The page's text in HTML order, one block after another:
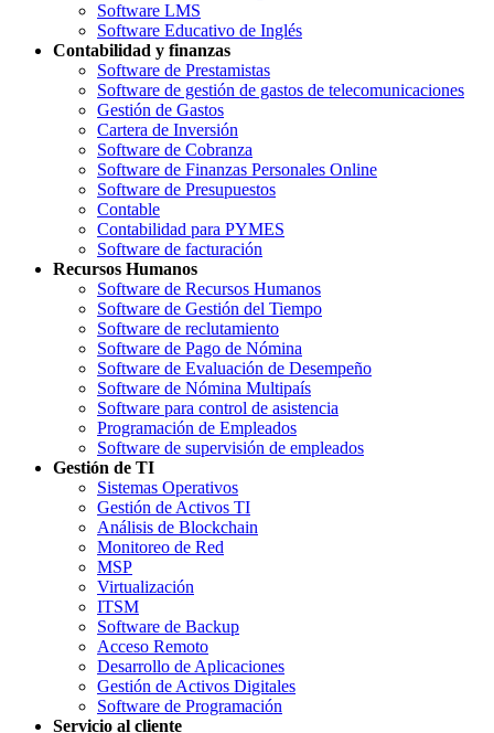
Software LMS
Software Educativo de Inglés
Contabilidad y finanzas
Software de Prestamistas
Software de gestión de gastos de telecomunicaciones
Gestión de Gastos
Cartera de Inversión
Software de Cobranza
Software de Finanzas Personales Online
Software de Presupuestos
Contable
Contabilidad para PYMES
Software de facturación
Recursos Humanos
Software de Recursos Humanos
Software de Gestión del Tiempo
Software de reclutamiento
Software de Pago de Nómina
Software de Evaluación de Desempeño
Software de Nómina Multipaís
Software para control de asistencia
Programación de Empleados
Software de supervisión de empleados
Gestión de TI
Sistemas Operativos
Gestión de Activos TI
Análisis de Blockchain
Monitoreo de Red
MSP
Virtualización
ITSM
Software de Backup
Acceso Remoto
Desarrollo de Aplicaciones
Gestión de Activos Digitales
Software de Programación
Servicio al cliente